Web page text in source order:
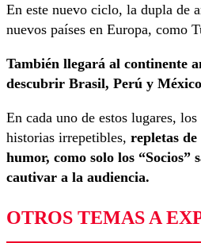
En este nuevo ciclo, la dupla de
nuevos países en Europa, como
También llegará al continente
descubrir Brasil, Perú y
En cada uno de estos lugares,
historias irrepetibles, repletas
humor, como solo los “Socios”
cautivar a la audiencia.
OTROS TEMAS A